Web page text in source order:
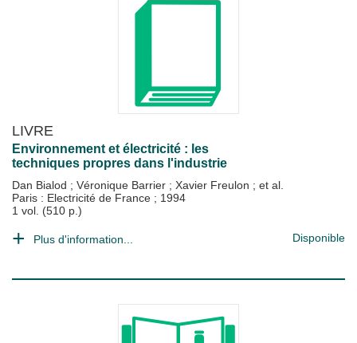
LIVRE
Environnement et électricité : les
techniques propres dans l'industrie
Dan Bialod ; Véronique Barrier ; Xavier Freulon ; et al.
Paris : Electricité de France ; 1994
1 vol. (510 p.)
Plus d'information... Disponible